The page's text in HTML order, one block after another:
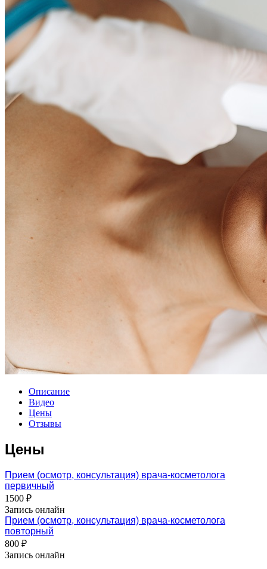
Описание
Видео
Цены
Отзывы
Цены
Прием (осмотр, консультация) врача-косметолога
первичный
1500 ₽
Запись онлайн
Прием (осмотр, консультация) врача-косметолога
повторный
800 ₽
Запись онлайн